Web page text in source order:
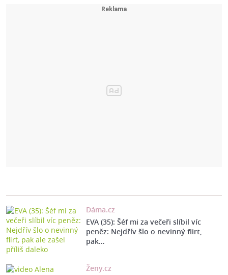
Dáma.cz
EVA (35): Šéf mi za večeři slíbil víc
peněz: Nejdřív šlo o nevinný flirt,
pak…
Ženy.cz